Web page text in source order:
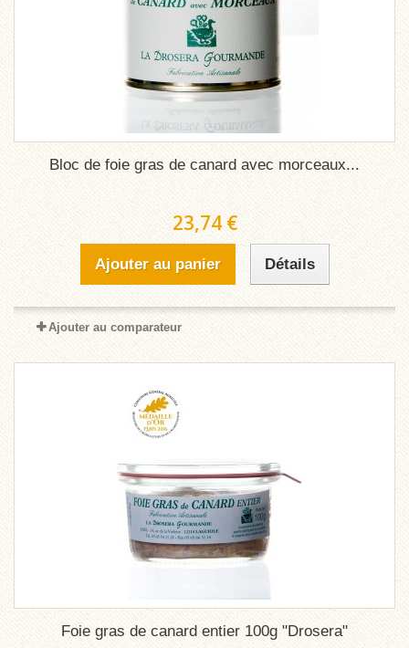
Bloc de foie gras de canard avec morceaux...
23,74 €
Ajouter au panier Détails
Ajouter au comparateur
Foie gras de canard entier 100g "Drosera"